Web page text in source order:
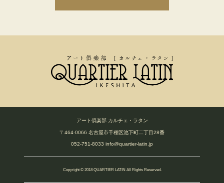
アート倶楽部 カルチェ・ラタン
〒464-0066 名古屋市千種区池下町二丁目28番
052-751-8033 info@quartier-latin.jp
Copyright © 2018 QUARTIER LATIN All Rights Reserved.